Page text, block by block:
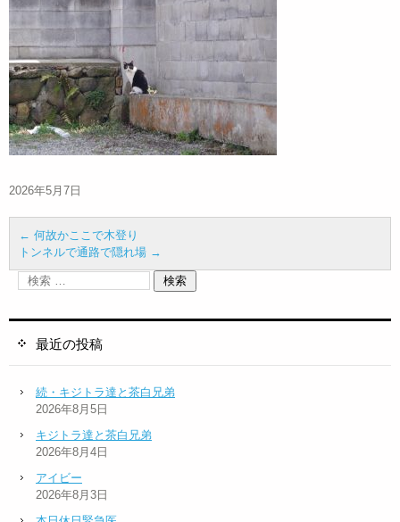
2026年5月7日
← 何故かここで木登り
トンネルで通路で隠れ場 →
最近の投稿
続・キジトラ達と茶白兄弟
2026年8月5日
キジトラ達と茶白兄弟
2026年8月4日
アイビー
2026年8月3日